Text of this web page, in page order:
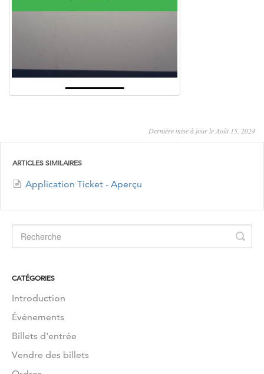
Dernière mise à jour le Août 15, 2024
ARTICLES SIMILAIRES
Application Ticket - Aperçu
CATÉGORIES
Introduction
Événements
Billets d'entrée
Vendre des billets